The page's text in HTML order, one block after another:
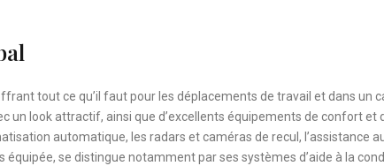
tout ce qu’il faut pour les déplacements de travail et dans un
un look attractif, ainsi que d’excellents équipements de confort et
automatique, les radars et caméras de recul, l’assistance
équipée, se distingue notamment par ses systèmes d’aide à la